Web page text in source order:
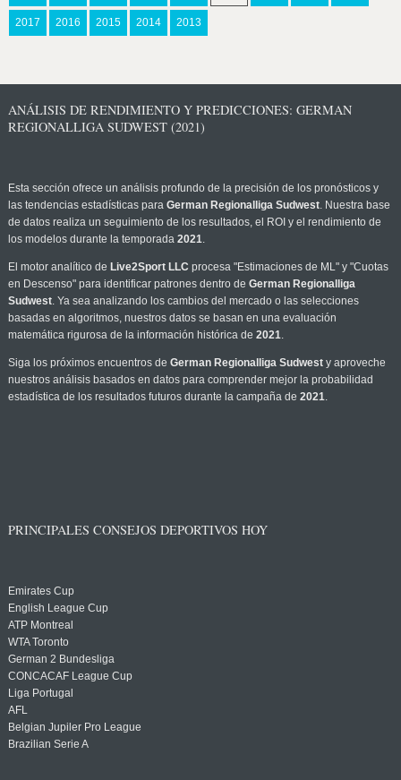
2017 2016 2015 2014 2013
ANÁLISIS DE RENDIMIENTO Y PREDICCIONES: GERMAN
REGIONALLIGA SUDWEST (2021)
Esta sección ofrece un análisis profundo de la precisión de los pronósticos y
las tendencias estadísticas para German Regionalliga Sudwest. Nuestra base
de datos realiza un seguimiento de los resultados, el ROI y el rendimiento de
los modelos durante la temporada 2021.
El motor analítico de Live2Sport LLC procesa "Estimaciones de ML" y "Cuotas
en Descenso" para identificar patrones dentro de German Regionalliga
Sudwest. Ya sea analizando los cambios del mercado o las selecciones
basadas en algoritmos, nuestros datos se basan en una evaluación
matemática rigurosa de la información histórica de 2021.
Siga los próximos encuentros de German Regionalliga Sudwesty aproveche
nuestros análisis basados en datos para comprender mejor la probabilidad
estadística de los resultados futuros durante la campaña de 2021.
PRINCIPALES CONSEJOS DEPORTIVOS HOY
Emirates Cup
English League Cup
ATP Montreal
WTA Toronto
German 2 Bundesliga
CONCACAF League Cup
Liga Portugal
AFL
Belgian Jupiler Pro League
Brazilian Serie A